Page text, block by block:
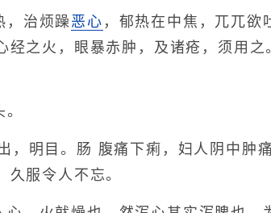
，治烦躁 恶心 ，郁热在中焦，兀兀欲
之火，眼暴赤肿，及诸疮，须用
，明目。肠 腹痛下痢，妇人阴中肿
久服令人不忘。